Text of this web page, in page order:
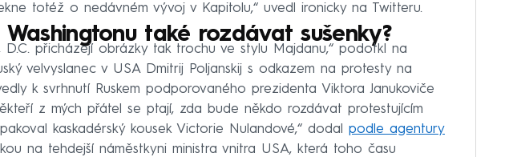
totéž o nedávném vývoj v Kapitolu,“ uvedl ironicky na Twitteru.
Washingtonu také rozdávat sušenky?
D.C. přicházejí obrázky tak trochu ve stylu Majdanu,“ podotkl na
velvyslanec v USA Dmitrij Poljanskij s odkazem na protesty na
k svrhnutí Ruskem podporovaného prezidenta Viktora Janukoviče
z mých přátel se ptají, zda bude někdo rozdávat protestujícím
kaskadérský kousek Victorie Nulandové,“ dodal podle agentury
na tehdejší náměstkyni ministra vnitra USA, která toho času